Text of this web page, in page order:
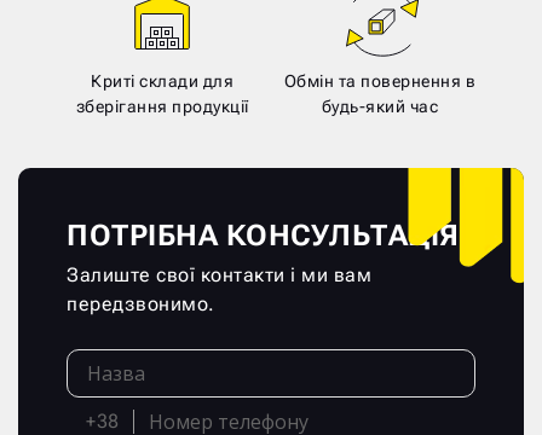
Криті склади для
зберігання продукції
Обмін та повернення в
будь-який час
ПОТРІБНА КОНСУЛЬТАЦІЯ?
Залиште свої контакти і ми вам
передзвонимо.
+38